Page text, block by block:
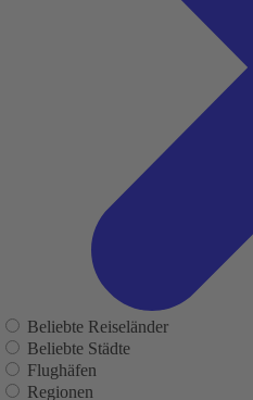
Beliebte Reiseländer
Beliebte Städte
Flughäfen
Regionen